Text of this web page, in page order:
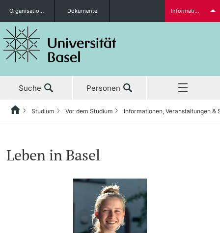
Studieninteressierte
weitere Informationen
Organisationseinheiten Dokumente Informationen für...
Suche Personen
Anmeldung & Zulassung
HomeZurückStudium Vor dem Studium Informationen, Veranstaltungen &
Leben in Basel